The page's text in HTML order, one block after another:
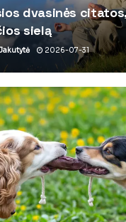
dvasinės citatos,
sielą
2026-07-31